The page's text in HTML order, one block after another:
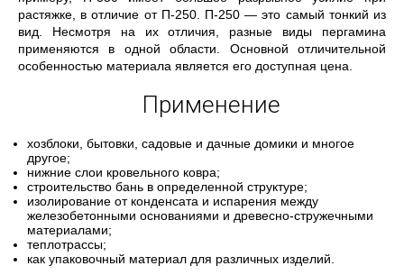
растяжке, в отличие от П-250. П-250 — это самый тонкий из
вид. Несмотря на их отличия, разные виды пергамина
применяются в одной области. Основной отличительной
особенностью материала является его доступная цена.
Применение
хозблоки, бытовки, садовые и дачные домики и многое
другое;
нижние слои кровельного ковра;
строительство бань в определенной структуре;
изолирование от конденсата и испарения между
железобетонными основаниями и древесно-стружечными
материалами;
теплотрассы;
как упаковочный материал для различных изделий.